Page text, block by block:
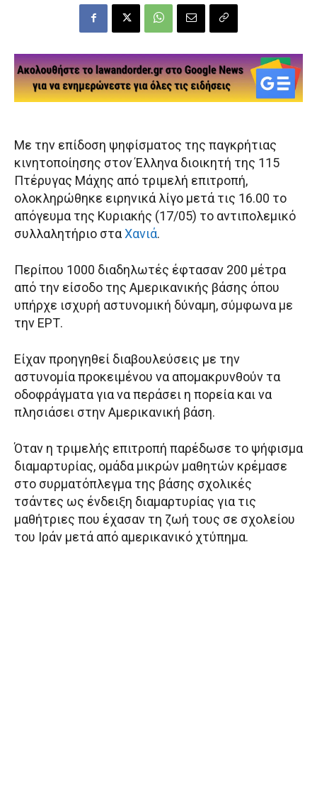
Mε την επίδοση ψηφίσματος της παγκρήτιας
κινητοποίησης στον Έλληνα διοικητή της 115
Πτέρυγας Μάχης από τριμελή επιτροπή,
ολοκληρώθηκε ειρηνικά λίγο μετά τις 16.00 το
απόγευμα της Κυριακής (17/05) το αντιπολεμικό
συλλαλητήριο σταΧανιά.
Περίπου 1000 διαδηλωτές έφτασαν 200 μέτρα
από την είσοδο της Αμερικανικής βάσης όπου
υπήρχε ισχυρή αστυνομική δύναμη, σύμφωνα με
την ΕΡΤ.
Είχαν προηγηθεί διαβουλεύσεις με την
αστυνομία προκειμένου να απομακρυνθούν τα
οδοφράγματα για να περάσει η πορεία και να
πλησιάσει στην Αμερικανική βάση.
Όταν η τριμελής επιτροπή παρέδωσε το ψήφισμα
διαμαρτυρίας, ομάδα μικρών μαθητών κρέμασε
στο συρματόπλεγμα της βάσης σχολικές
τσάντες ως ένδειξη διαμαρτυρίας για τις
μαθήτριες που έχασαν τη ζωή τους σε σχολείου
του Ιράν μετά από αμερικανικό χτύπημα.